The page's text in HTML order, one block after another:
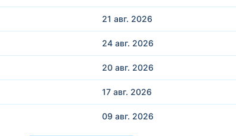
21 авг. 2026
24 авг. 2026
20 авг. 2026
17 авг. 2026
09 авг. 2026